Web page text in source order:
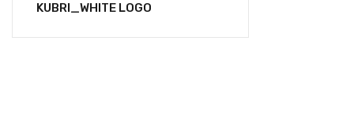
KUBRI_WHITE LOGO